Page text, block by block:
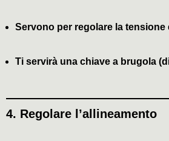
Servono per regolare la tensione
Ti servirà una chiave a brugola
4. Regolare l’allineamento